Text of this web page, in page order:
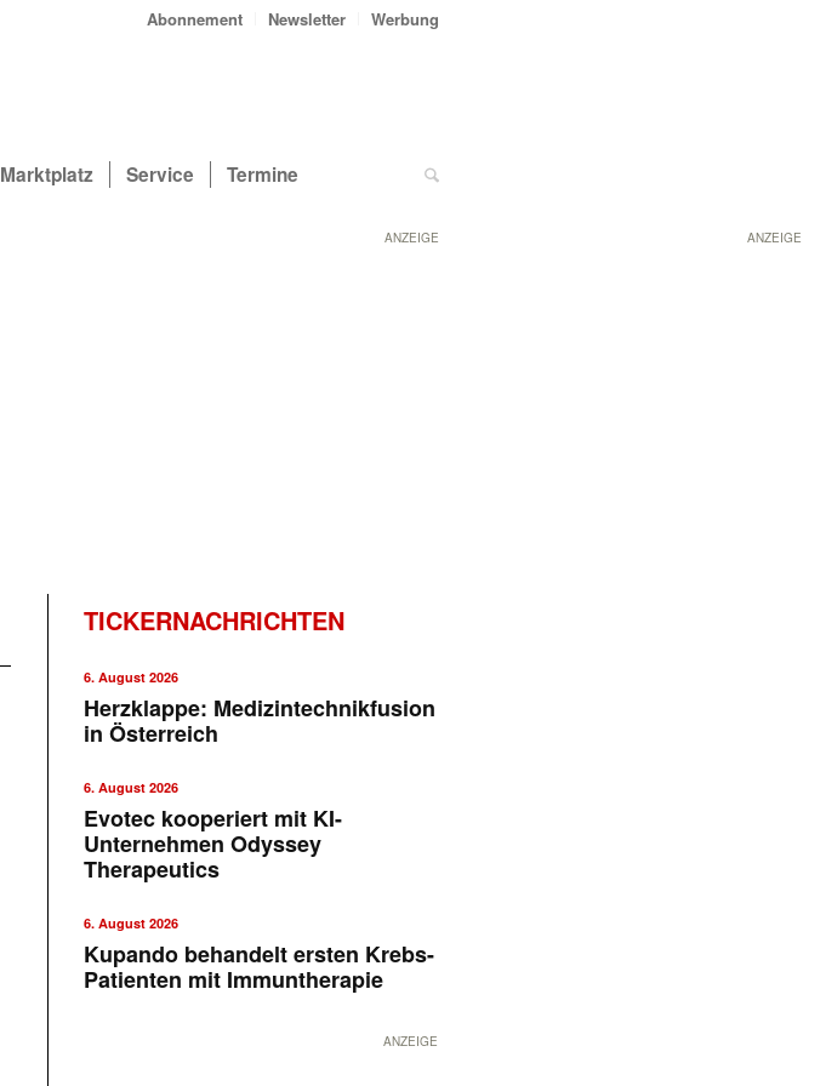
ANZEIGE
Abonnement Newsletter Werbung
Marktplatz Service Termine
ANZEIGE
TICKERNACHRICHTEN
6. August 2026
Herzklappe: Medizintechnikfusion
in Österreich
6. August 2026
Evotec kooperiert mit KI-
Unternehmen Odyssey
Therapeutics
6. August 2026
Kupando behandelt ersten Krebs-
Patienten mit Immuntherapie
ANZEIGE